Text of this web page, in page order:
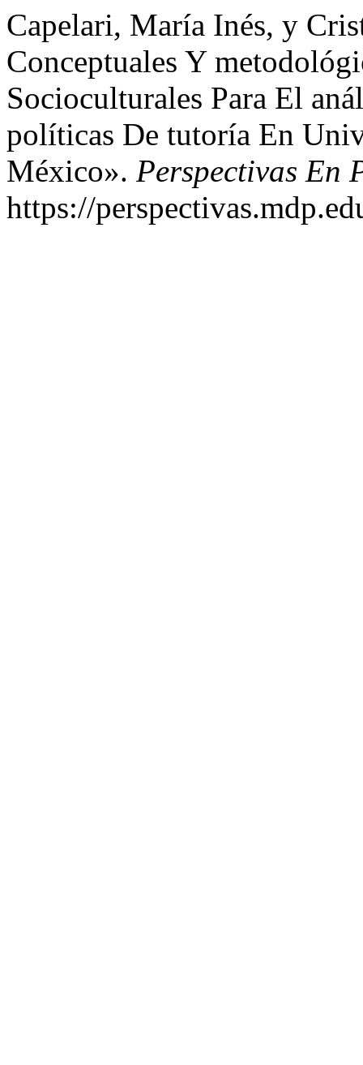
Capelari, María Inés, y
Conceptuales Y
Socioculturales Para El
políticas De tutoría En
México». Perspectivas En
https://